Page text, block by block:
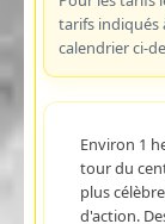
tarifs indiqués
calendrier ci-
Environ 1
tour du
plus
d'action.